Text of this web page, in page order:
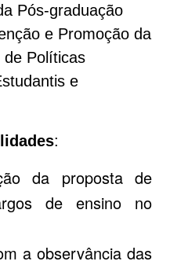
Pós-graduação
e Promoção da
de Políticas
e
:
da proposta de
de ensino no
a observância das